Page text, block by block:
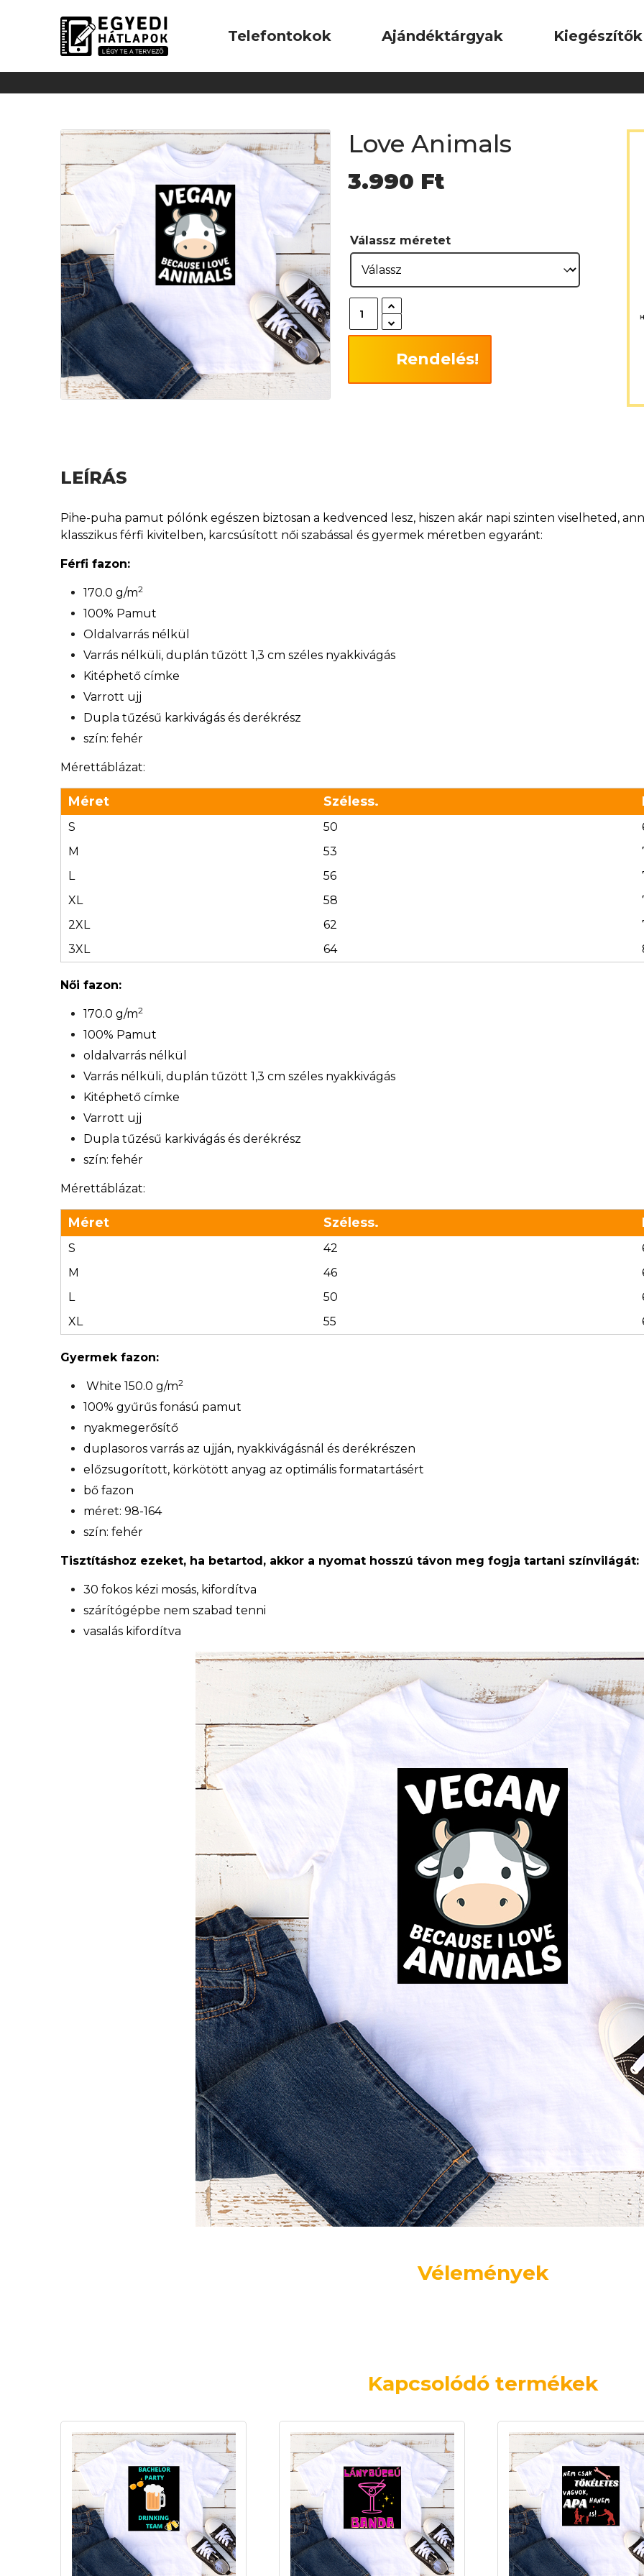
Telefontokok Ajándéktárgyak Kiegészítők
Love Animals
3.990 Ft
Válassz méretet
Rendelés!
LEÍRÁS
Pihe-puha pamut pólónk egészen biztosan a kedvenced lesz, hiszen akár napi szinten viselheted,
klasszikus férfi kivitelben, karcsúsított női szabással és gyermek méretben egyaránt:
Férfi fazon:
170.0 g/m2
100% Pamut
Oldalvarrás nélkül
Varrás nélküli, duplán tűzött 1,3 cm széles nyakkivágás
Kitéphető címke
Varrott ujj
Dupla tűzésű karkivágás és derékrész
szín: fehér
Mérettáblázat:
Méret Széless.
S 50
M
53
L
56
XL
58
2XL
62
3XL
64
Női fazon:
170.0 g/m2
100% Pamut
oldalvarrás nélkül
Varrás nélküli, duplán tűzött 1,3 cm széles nyakkivágás
Kitéphető címke
Varrott ujj
Dupla tűzésű karkivágás és derékrész
szín: fehér
Mérettáblázat:
Méret Széless.
S 42
M
46
L
50
XL
55
Gyermek fazon:
White 150.0 g/m2
100% gyűrűs fonású pamut
nyakmegerősítő
duplasoros varrás az ujján, nyakkivágásnál és derékrészen
előzsugorított, körkötött anyag az optimális formatartásért
bő fazon
méret: 98-164
szín: fehér
Tisztításhoz ezeket, ha betartod, akkor a nyomat hosszú távon meg fogja tartani színvilágát:
30 fokos kézi mosás, kifordítva
szárítógépbe nem szabad tenni
vasalás kifordítva
Vélemények
Kapcsolódó termékek